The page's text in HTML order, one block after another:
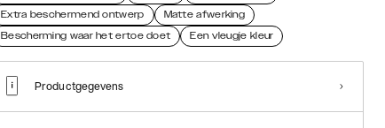
Extra beschermend ontwerp
Matte afwerking
Bescherming waar het ertoe doet
Een vleugje kleur
Productgegevens